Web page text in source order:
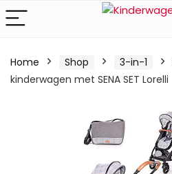
Home Shop 3-in-1
kinderwagen met SENA SET Lorelli